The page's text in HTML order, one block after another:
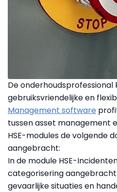
De onderhoudsprofessional
gebruiksvriendelijke en
Management software
tussen asset management
HSE-modules de volgende
aangebracht:
In de module HSE-
categorisering
gevaarlijke situaties en